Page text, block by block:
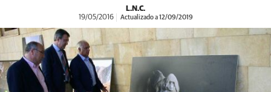
L.N.C.
19/05/2016 Actualizado a 12/09/2019